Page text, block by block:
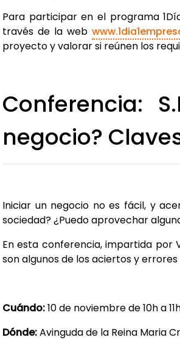
Para participar en el programa
través de la web
proyecto y valorar si reúnen los
Conferencia:
negocio?
Iniciar un negocio no es fácil, y
sociedad? ¿Puedo aprovechar
En esta conferencia, impartida por
son algunos de los aciertos y
Cuándo:10 de noviembre de 10h a
Dónde:Avinguda de la Reina Maria